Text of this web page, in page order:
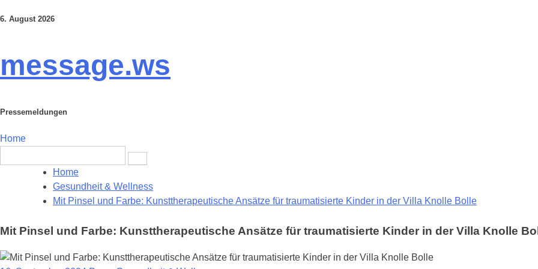
Skip
6. August 2026
message.ws
Pressemeldungen
Home
for:
Home
Gesundheit & Wellness
Mit Pinsel und Farbe: Kunsttherapeutische Ansätze für traumatisierte Kinder in der Villa Knolle Bolle
Mit Pinsel und Farbe: Kunsttherapeutische Ansätze für traumatisierte Kinder in der Villa Knolle